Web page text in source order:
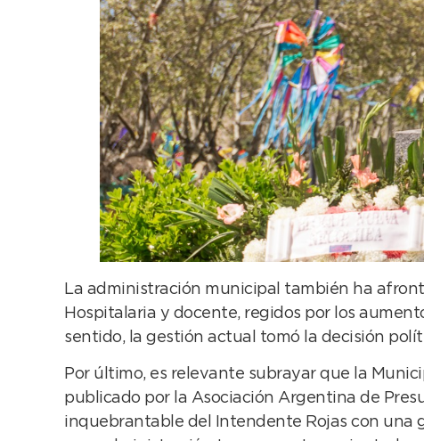
La administración municipal también ha
Hospitalaria y docente, regidos por los
sentido, la gestión actual tomó la decisión
Por último, es relevante subrayar que la
publicado por la Asociación Argentina de
inquebrantable del Intendente Rojas con una